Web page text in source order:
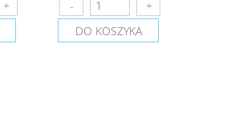
DO KOSZYKA